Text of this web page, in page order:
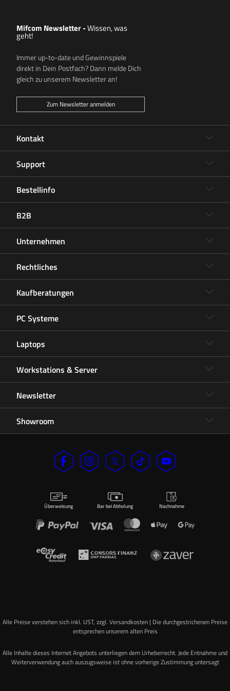
Kontakt
Support
Bestellinfo
B2B
Unternehmen
Rechtliches
Kaufberatungen
PC Systeme
Laptops
Workstations & Server
Newsletter
Showroom
Mifcom Newsletter-Wissen, was
geht!
Immer up-to-date und Gewinnspiele
direkt in Dein Postfach? Dann melde Dich
gleich zu unserem Newsletter an!
Zum Newsletter anmelden
Überweisung Bar bei Abholung Nachnahme
Alle Preise verstehen sich inkl. UST, zzgl. Versandkosten | Die durchgestrichenen Preise
entsprechen unserem alten Preis
Alle Inhalte dieses Internet Angebots unterliegen dem Urheberrecht. Jede Entnahme und
Weiterverwendung auch auszugsweise ist ohne vorherige Zustimmung untersagt